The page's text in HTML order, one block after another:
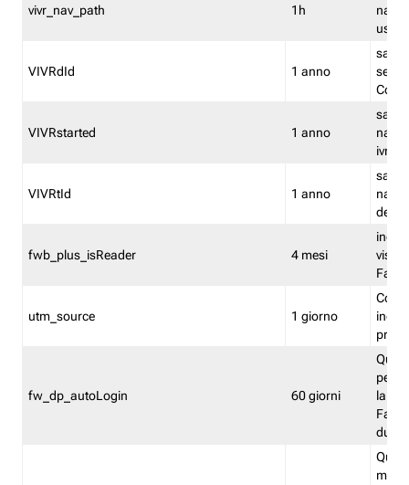
vivr_nav_path 1h
VIVRdId 1 anno
salva
Convy
VIVRstarted 1 anno
salva
ivr
VIVRtId 1 anno
salva
del
fwb_plus_isReader 4 mesi
utm_source 1 giorno
fw_dp_autoLogin 60 giorni
la